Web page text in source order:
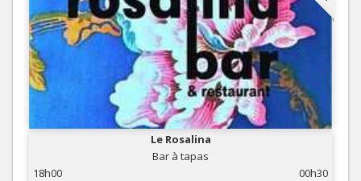
Le Rosalina
Bar à tapas
18h00
00h30